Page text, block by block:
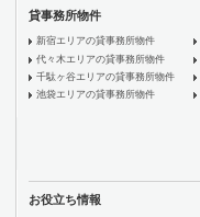
貸事務所物件
新宿エリアの貸事務所物件
代々木エリアの貸事務所物件
千駄ヶ谷エリアの貸事務所物件
池袋エリアの貸事務所物件
お役立ち情報